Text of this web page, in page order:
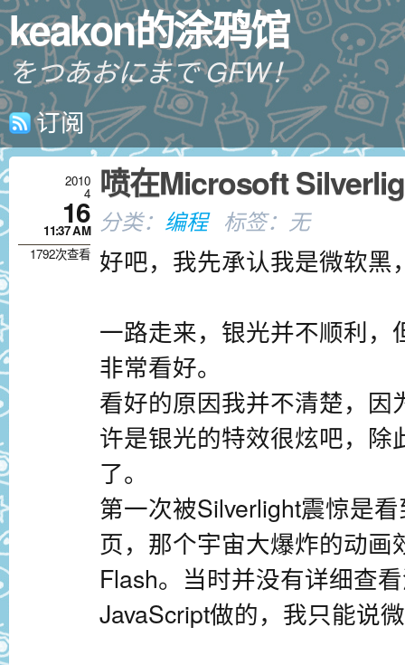
keakon的涂鸦馆
をつあおにまで GFW！
订阅
喷在Microsoft
2010
4
16
11:37 AM
1792次查看
分类： 编程 标签：无
好吧，我先承认我是微软黑
一路走来，银光并不顺利
非常看好。
看好的原因我并不清楚，
许是银光的特效很炫吧，
了。
第一次被Silverlight震惊是
页，那个宇宙大爆炸的动
Flash。当时并没有详细查
JavaScript做的，我只能说